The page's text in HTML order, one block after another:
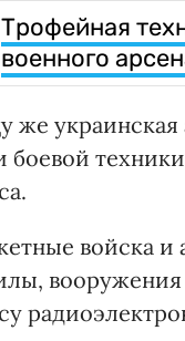
Трофейная
военного
же
войска и
вооружения